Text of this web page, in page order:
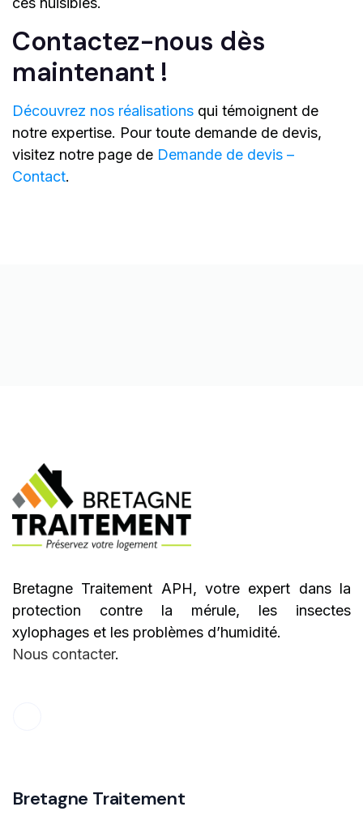
Contactez-nous dès
maintenant !
Découvrez nos réalisations qui témoignent de
notre expertise. Pour toute demande de devis,
visitez notre page de Demande de devis –
Contact.
Bretagne Traitement APH, votre expert dans la
protection contre la mérule, les insectes
xylophages et les problèmes d’humidité.
Nous contacter.
Bretagne Traitement